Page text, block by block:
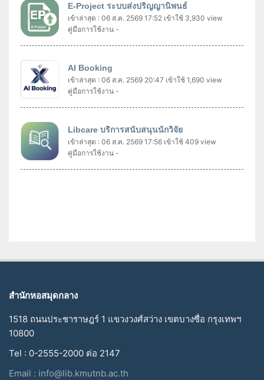
E-Project ระบบส่งปริญญานิพนธ์
เข้าล่าสุด : 06 ส.ค. 2569 17:52 เข้าใช้ 3,930 view
คู่มือการใช้งาน -
AI Booking
เข้าล่าสุด : 06 ส.ค. 2569 20:47 เข้าใช้ 1,690 view
คู่มือการใช้งาน -
Libcare บริการสนับสนุนนักวิจัย
เข้าล่าสุด : 06 ส.ค. 2569 17:56 เข้าใช้ 409 view
คู่มือการใช้งาน -
สำนักหอสมุดกลาง
1518 ถนนประชาราษฎร์ 1 แขวงวงศ์สว่าง เขตบางซื่อ กรุงเทพฯ
10800
Tel : 0-2555-2000 ต่อ 2147
Email : info@lib.kmutnb.ac.th